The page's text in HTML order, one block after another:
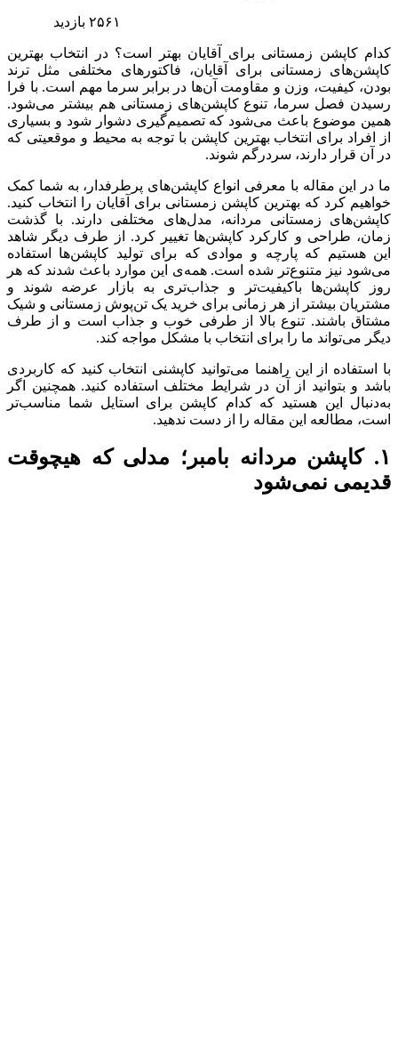
۲۵۶۱ بازدید
کدام کاپشن زمستانی برای آقایان بهتر است؟ در انتخاب بهترین
کاپشن‌های زمستانی برای آقایان، فاکتورهای مختلفی مثل ترند
بودن، کیفیت، وزن و مقاومت آن‌ها در برابر سرما مهم است. با فرا
رسیدن فصل سرما، تنوع کاپشن‌های زمستانی هم بیشتر می‌شود.
همین موضوع باعث می‌شود که تصمیم‌گیری دشوار شود و بسیاری
از افراد برای انتخاب بهترین کاپشن با توجه به محیط و موقعیتی که
در آن قرار دارند، سردرگم شوند.
ما در این مقاله با معرفی انواع کاپشن‌های پرطرفدار، به شما کمک
خواهیم کرد که بهترین کاپشن زمستانی برای آقایان را انتخاب کنید.
کاپشن‌های زمستانی مردانه، مدل‌های مختلفی دارند. با گذشت
زمان، طراحی و کارکرد کاپشن‌ها تغییر کرد. از طرف دیگر شاهد
این هستیم که پارچه و موادی که برای تولید کاپشن‌ها استفاده
می‌شود نیز متنوع‌تر شده است. همه‌ی این موارد باعث شدند که هر
روز کاپشن‌ها باکیفیت‌تر و جذاب‌تری به بازار عرضه شوند و
مشتریان بیشتر از هر زمانی برای خرید یک تن‌پوش زمستانی و شیک
مشتاق باشند. تنوع بالا از طرفی خوب و جذاب است و از طرف
دیگر می‌تواند ما را برای انتخاب با مشکل مواجه کند.
با استفاده از این راهنما می‌توانید کاپشنی انتخاب کنید که کاربردی
باشد و بتوانید از آن در شرایط مختلف استفاده کنید. همچنین اگر
به‌دنبال این هستید که کدام کاپشن برای استایل شما مناسب‌تر
است، مطالعه این مقاله را از دست ندهید.
۱. کاپشن مردانه بامبر؛ مدلی که هیچوقت
قدیمی نمی‌شود